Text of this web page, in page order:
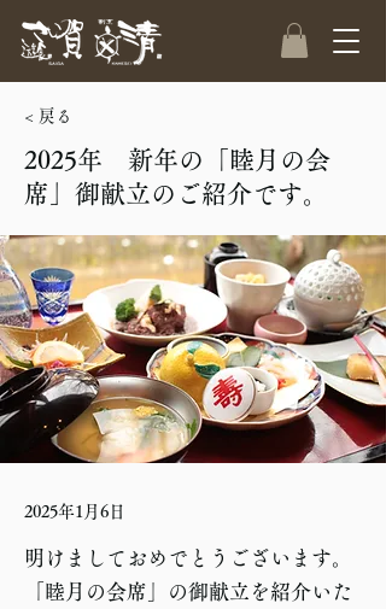
< 戻る
2025年 新年の「睦月の会
席」御献立のご紹介です。
2025年1月6日
明けましておめでとうございます。
「睦月の会席」の御献立を紹介いた